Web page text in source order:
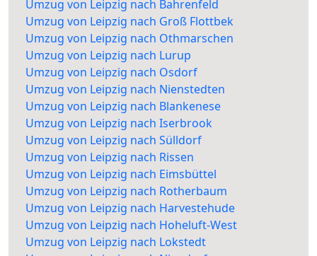
Umzug von Leipzig nach Bahrenfeld
Umzug von Leipzig nach Groß Flottbek
Umzug von Leipzig nach Othmarschen
Umzug von Leipzig nach Lurup
Umzug von Leipzig nach Osdorf
Umzug von Leipzig nach Nienstedten
Umzug von Leipzig nach Blankenese
Umzug von Leipzig nach Iserbrook
Umzug von Leipzig nach Sülldorf
Umzug von Leipzig nach Rissen
Umzug von Leipzig nach Eimsbüttel
Umzug von Leipzig nach Rotherbaum
Umzug von Leipzig nach Harvestehude
Umzug von Leipzig nach Hoheluft-West
Umzug von Leipzig nach Lokstedt